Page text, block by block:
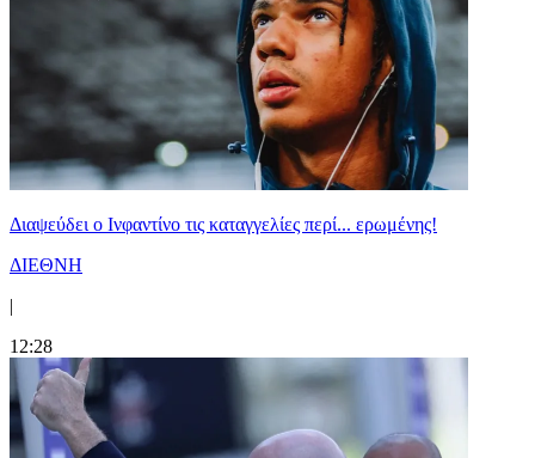
Διαψεύδει ο Ινφαντίνο τις καταγγελίες περί... ερωμένης!
ΔΙΕΘΝΗ
|
12:28